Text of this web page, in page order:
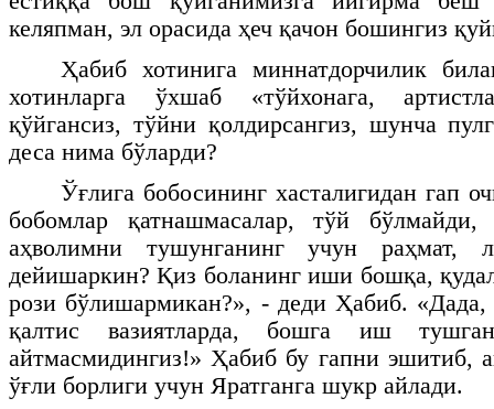
келяпман, эл орасида ҳеч қачон бошингиз
Ҳабиб хотинига миннатдорчилик
хотинларга ўхшаб «тўйхонага,
қўйгансиз, тўйни қолдирсангиз, шунча
деса нима бўларди?
Ўғлига бобосининг хасталигидан гап
бобомлар қатнашмасалар, тўй
аҳволимни тушунганинг учун раҳмат,
дейишаркин? Қиз боланинг иши бошқа,
рози бўлишармикан?», - деди Ҳабиб. «Дада,
қалтис вазиятларда, бошга иш
айтмасмидингиз!» Ҳабиб бу гапни эшитиб,
ўғли борлиги учун Яратганга шукр айлади.